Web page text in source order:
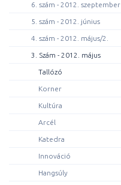
6. szám - 2012. szeptember
5. szám - 2012. június
4. szám - 2012. május/2.
3. Szám - 2012. május
Tallózó
Korner
Kultúra
Arcél
Katedra
Innováció
Hangsúly